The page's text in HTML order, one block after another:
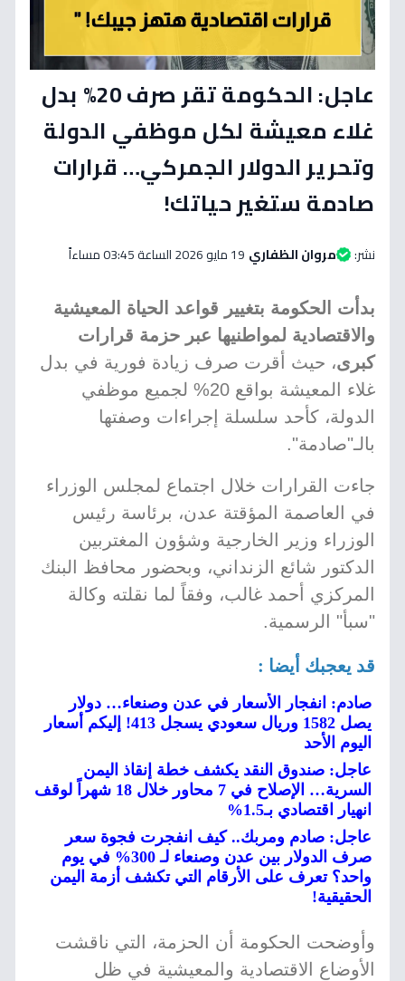
عاجل: الحكومة تقر صرف 20% بدل
غلاء معيشة لكل موظفي الدولة
وتحرير الدولار الجمركي… قرارات
صادمة ستغير حياتك!
نشر: مروان الظفاري 19 مايو 2026 الساعة 03:45 مساءاً
بدأت الحكومة بتغيير قواعد الحياة المعيشية
والاقتصادية لمواطنيها عبر حزمة قرارات
كبرى، حيث أقرت صرف زيادة فورية في بدل
غلاء المعيشة بواقع 20% لجميع موظفي
الدولة، كأحد سلسلة إجراءات وصفتها
بالـ"صادمة".
جاءت القرارات خلال اجتماع لمجلس الوزراء
في العاصمة المؤقتة عدن، برئاسة رئيس
الوزراء وزير الخارجية وشؤون المغتربين
الدكتور شائع الزنداني، وبحضور محافظ البنك
المركزي أحمد غالب، وفقاً لما نقلته وكالة
"سبأ" الرسمية.
قد يعجبك أيضا :
صادم: انفجار الأسعار في عدن وصنعاء… دولار
يصل 1582 وريال سعودي يسجل 413! إليكم أسعار
اليوم الأحد
عاجل: صندوق النقد يكشف خطة إنقاذ اليمن
السرية… الإصلاح في 7 محاور خلال 18 شهراً لوقف
انهيار اقتصادي بـ1.5%
عاجل: صادم ومربك.. كيف انفجرت فجوة سعر
صرف الدولار بين عدن وصنعاء لـ 300% في يوم
واحد؟ تعرف على الأرقام التي تكشف أزمة اليمن
الحقيقية!
وأوضحت الحكومة أن الحزمة، التي ناقشت
الأوضاع الاقتصادية والمعيشية في ظل